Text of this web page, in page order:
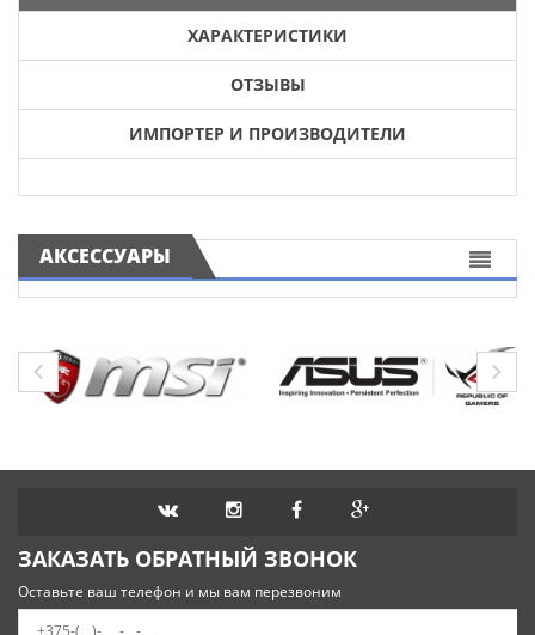
ХАРАКТЕРИСТИКИ
ОТЗЫВЫ
ИМПОРТЕР И ПРОИЗВОДИТЕЛИ
АКСЕССУАРЫ
ЗАКАЗАТЬ ОБРАТНЫЙ ЗВОНОК
Оставьте ваш телефон и мы вам перезвоним